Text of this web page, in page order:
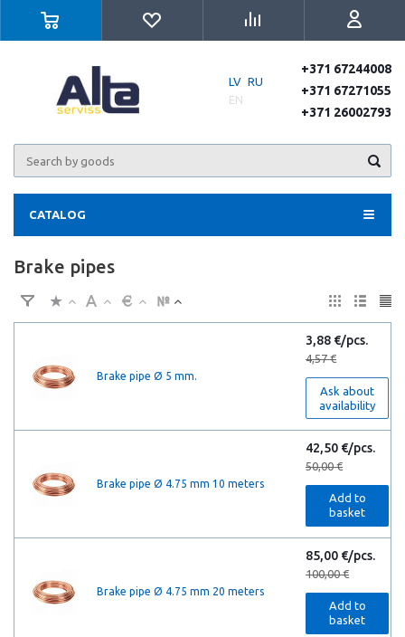
LV RU
EN
+371 67244008
+371 67271055
+371 26002793
CATALOG
Brake pipes
Brake pipe Ø 5 mm.
3,88 €/pcs.
4,57 €
Ask about
availability
Brake pipe Ø 4.75 mm 10 meters
42,50 €/pcs.
50,00 €
Add to
basket
Brake pipe Ø 4.75 mm 20 meters
85,00 €/pcs.
100,00 €
Add to
basket